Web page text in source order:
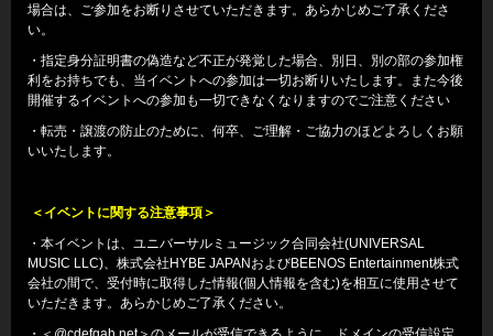
場合は、ご参加をお断りさせていただきます。あらかじめご了承くださ
い。
・指定身分証明書の偽造など不正が発覚した場合、別日、別の部の参加権
利をお持ちでも、当イベントへの参加は一切お断りいたします。また今後
開催するイベントへの参加も一切できなくなりますのでご注意ください
・転売・譲渡の防止のために、何卒、ご理解・ご協力のほどよろしくお願
いいたします。
＜イベントに関する注意事項＞
・本イベントは、ユニバーサルミュージック合同会社(UNIVERSAL
MUSIC LLC)、株式会社HYBE JAPANおよびBEENOS Entertainment株式
会社の間で、受付時に取得した情報(個人情報を含む)を相互に使用させて
いただきます。あらかじめご了承ください。